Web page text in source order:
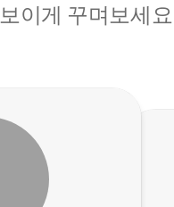
이게 꾸며보세